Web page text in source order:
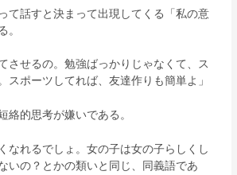
て話すと決まって出現してくる「私の意
。
させるの。勉強ばっかりじゃなくて、ス
スポーツしてれば、友達作りも簡単よ」
絡的思考が嫌いである。
なれるでしょ。女の子は女の子らしくし
いの？とかの類いと同じ、同義語であ